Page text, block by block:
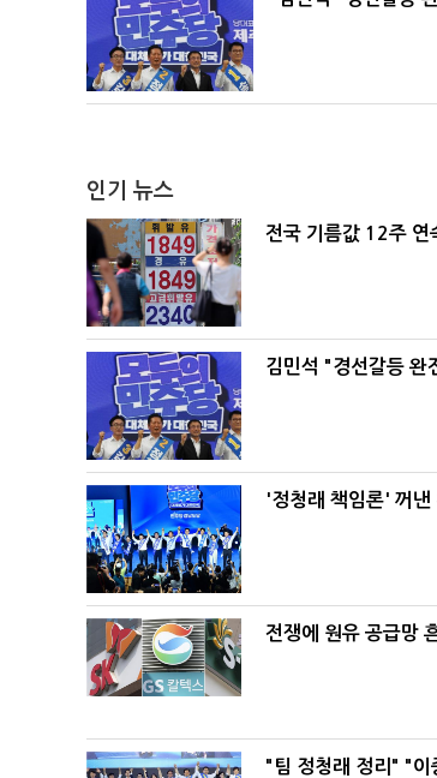
인기 뉴스
전국 기름값 12주
김민석 "경선갈등 완
'정청래 책임론' 꺼낸
전쟁에 원유 공급망
"팀 정청래 정리" "이